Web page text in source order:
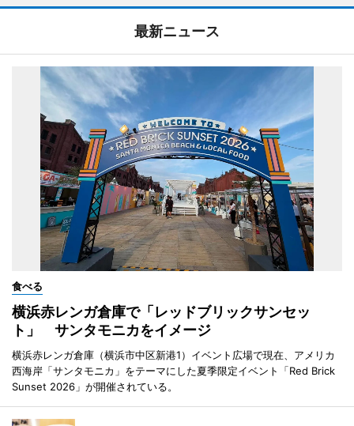
最新ニュース
食べる
横浜赤レンガ倉庫で「レッドブリックサンセッ
ト」 サンタモニカをイメージ
横浜赤レンガ倉庫（横浜市中区新港1）イベント広場で現在、アメリカ
西海岸「サンタモニカ」をテーマにした夏季限定イベント「Red Brick
Sunset 2026」が開催されている。